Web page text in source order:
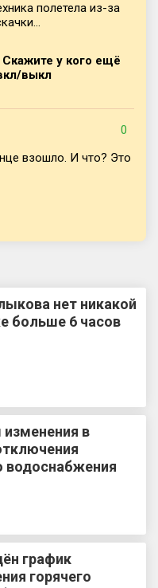
полетела из-за
у кого ещё
выкл
0
взошло. И что? Это
нет никакой
больше 6 часов
в
водоснабжения
график
горячего